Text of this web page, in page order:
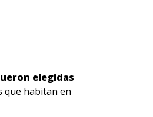
elegidas
que habitan en